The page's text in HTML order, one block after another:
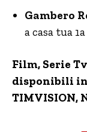
Gambero
a casa tua
Film, Serie
disponibili
TIMVISION,